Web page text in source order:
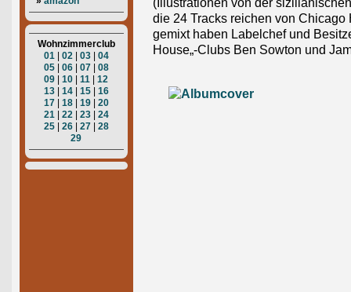
Wohnzimmerclub
01 | 02 | 03 | 04
05 | 06 | 07 | 08
09 |10 |11 |12
13 | 14 | 15 | 16
17 | 18 | 19 | 20
21 | 22 | 23 | 24
25 | 26 | 27 | 28
29
(Illustrationen von der
die 24 Tracks reichen von
gemixt haben Labelchef und
House„-Clubs Ben Sowton und